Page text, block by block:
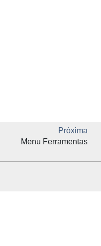
Próxima
Menu Ferramentas